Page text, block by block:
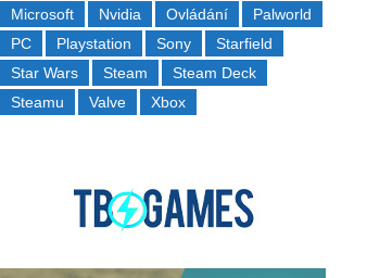
Microsoft
Nvidia Ovládání
Palworld
PC
Playstation Sony
Starfield
Star Wars
Steam
Steam Deck
Steamu
Valve Xbox